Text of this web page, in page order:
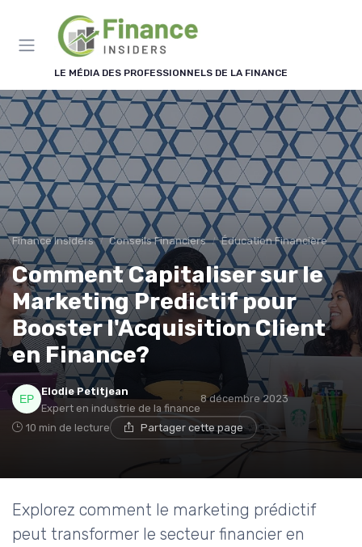
LE MÉDIA DES PROFESSIONNELS DE LA FINANCE
Finance Insiders Conseils Financiers Éducation Financière
Comment Capitaliser sur le
Marketing Predictif pour
Booster l'Acquisition Client
en Finance?
Elodie Petitjean
Expert en industrie de la finance
8 décembre 2023
10 min de lecture Partager cette page
Explorez comment le marketing prédictif
peut transformer le secteur financier en